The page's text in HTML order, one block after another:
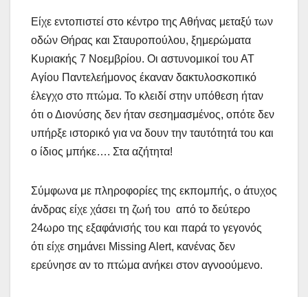
Είχε εντοπιστεί στο κέντρο της Αθήνας μεταξύ των
οδών Θήρας και Σταυροπούλου, ξημερώματα
Κυριακής 7 Νοεμβρίου. Οι αστυνομικοί του ΑΤ
Αγίου Παντελεήμονος έκαναν δακτυλοσκοπικό
έλεγχο στο πτώμα. Το κλειδί στην υπόθεση ήταν
ότι ο Διονύσης δεν ήταν σεσημασμένος, οπότε δεν
υπήρξε ιστορικό για να δουν την ταυτότητά του και
ο ίδιος μπήκε…. Στα αζήτητα!
Σύμφωνα με πληροφορίες της εκπομπής, ο άτυχος
άνδρας είχε χάσει τη ζωή του από το δεύτερο
24ωρο της εξαφάνισής του και παρά το γεγονός
ότι είχε σημάνει Missing Alert, κανένας δεν
ερεύνησε αν το πτώμα ανήκει στον αγνοούμενο.